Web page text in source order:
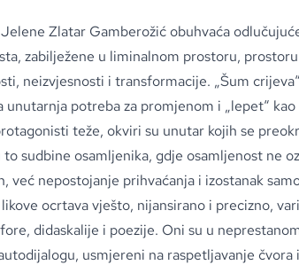
Zlatar Gamberožić obuhvaća
zabilježene u liminalnom prostoru,
neizvjesnosti i transformacije. „Šum
unutarnja potreba za promjenom i „lepet“
teže, okviri su unutar kojih se
sudbine osamljenika, gdje osamljenost ne
već nepostojanje prihvaćanja i izostanak
ocrtava vješto, nijansirano i precizno,
didaskalije i poezije. Oni su u
usmjereni na raspetljavanje čvora